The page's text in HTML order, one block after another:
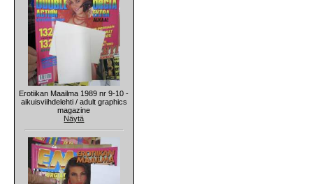
Erotiikan Maailma 1989 nr 9-10 -
aikuisviihdelehti / adult graphics
magazine
Näytä